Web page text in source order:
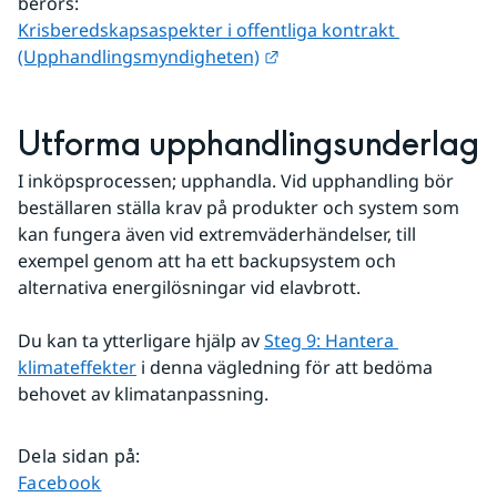
Krisberedskapsaspekter i offentliga kontrakt
(Upphandlingsmyndigheten)
Utforma upphandlingsunderlag
I inköpsprocessen; upphandla. Vid upphandling bör
beställaren ställa krav på produkter och system som
kan fungera även vid extremväderhändelser, till
exempel genom att ha ett backupsystem och
alternativa energilösningar vid elavbrott.
Du kan ta ytterligare hjälp av Steg 9: Hantera
klimateffekter i denna vägledning för att bedöma
behovet av klimatanpassning.
Dela sidan på:
Dela sidan på
Facebook